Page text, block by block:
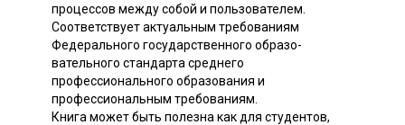
процессов между собой и пользователем.
Соответствует актуальным требованиям
Федерального государственного образо-
вательного стандарта среднего
профессионального образования и
профессиональным требованиям.
Книга может быть полезна как для студентов,